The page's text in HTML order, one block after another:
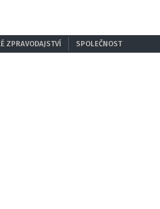
ZPRAVODAJSTVÍ SPOLEČNOST